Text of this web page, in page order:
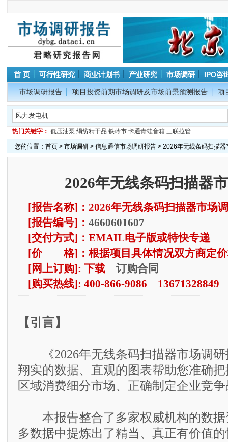
首 页 可行性研究 商业计划书 产业研究 市场调研 IPO咨
市场调研报告 项目投资前期市场调研及市场前景预测报告 项
热门关键字： 低压油泵 绢纺精干品 铁岭市 卡通青蛙音箱 三联拉管
您的位置： 首页> 市场调研> 信息通信市场调研报告> 2026年无线条码扫描器
2026年无线条码扫描器
[报告名称]：2026年无线条码扫描器市场
[报告编号]： 4660601607
[交付方式]：EMAIL电子版或特快专递
[价 格]：根据项目具体情况双方商定
[网上订购]: 下载 订购合同
[购买热线]: 400-866-9086 13671328849
【引言】
《2026年无线条码扫描器市场调研
翔实的数据、直观的图表帮助您准确
区域消费细分市场、正确制定企业竞
本报告整合了多家权威机构的数据
多数据中提炼出了精当、真正有价值